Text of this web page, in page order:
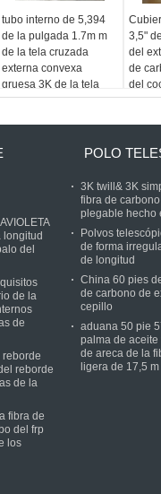
tubo interno de 5,394
de la pulgada 1.7m m
de la tela cruzada
externa convexa
gruesa 3K de la tela
cruzada 3K de la fibra
sistemas de la toma de
3,5"
del
de
del
longitud
del
de la
de
reborde
de la
fibra de
del frp
los
POLO
3K twill& 3K
fibra de
plegable hecho
Polvos
de forma
de longitud
China 60 pies
de carbono de
cepillo
aduana 50 pie
palma de
de areca de la
ligera de 17,5